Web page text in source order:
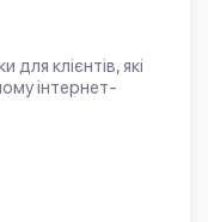
для клієнтів, які
інтернет-